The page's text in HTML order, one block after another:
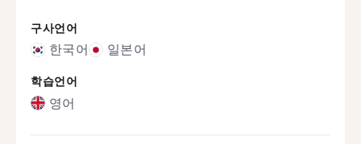
구사언어
한국어 일본어
학습언어
영어